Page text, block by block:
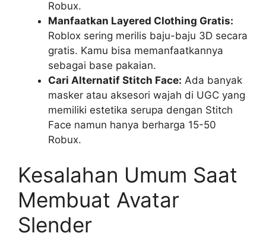
Robux.
Manfaatkan Layered Clothing Gratis:
Roblox sering merilis baju-baju 3D secara
gratis. Kamu bisa memanfaatkannya
sebagai base pakaian.
Cari Alternatif Stitch Face: Ada banyak
masker atau aksesori wajah di UGC yang
memiliki estetika serupa dengan Stitch
Face namun hanya berharga 15-50
Robux.
Kesalahan Umum Saat
Membuat Avatar
Slender